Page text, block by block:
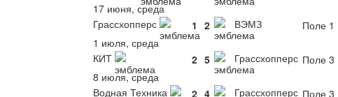
17 июня, среда
Грассхопперс
1 2 ВЭМЗ
Поле 1
1 июля, среда
КИТ
2 5 Грассхопперс Поле 3
8 июля, среда
Водная Техника
2 4 Грассхопперс Поле 3